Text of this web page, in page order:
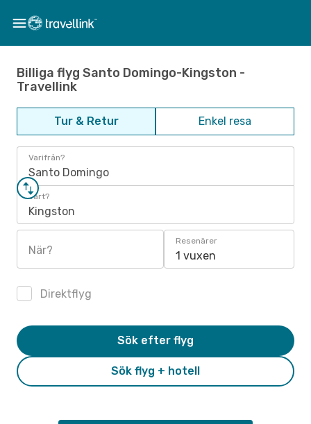
Billiga flyg Santo Domingo-Kingston -
Travellink
Tur & Retur Enkel resa
Varifrån?
Santo Domingo
Vart?
Kingston
När?
Resenärer
1 vuxen
Direktflyg
Sök flyg + hotell
Sök efter flyg